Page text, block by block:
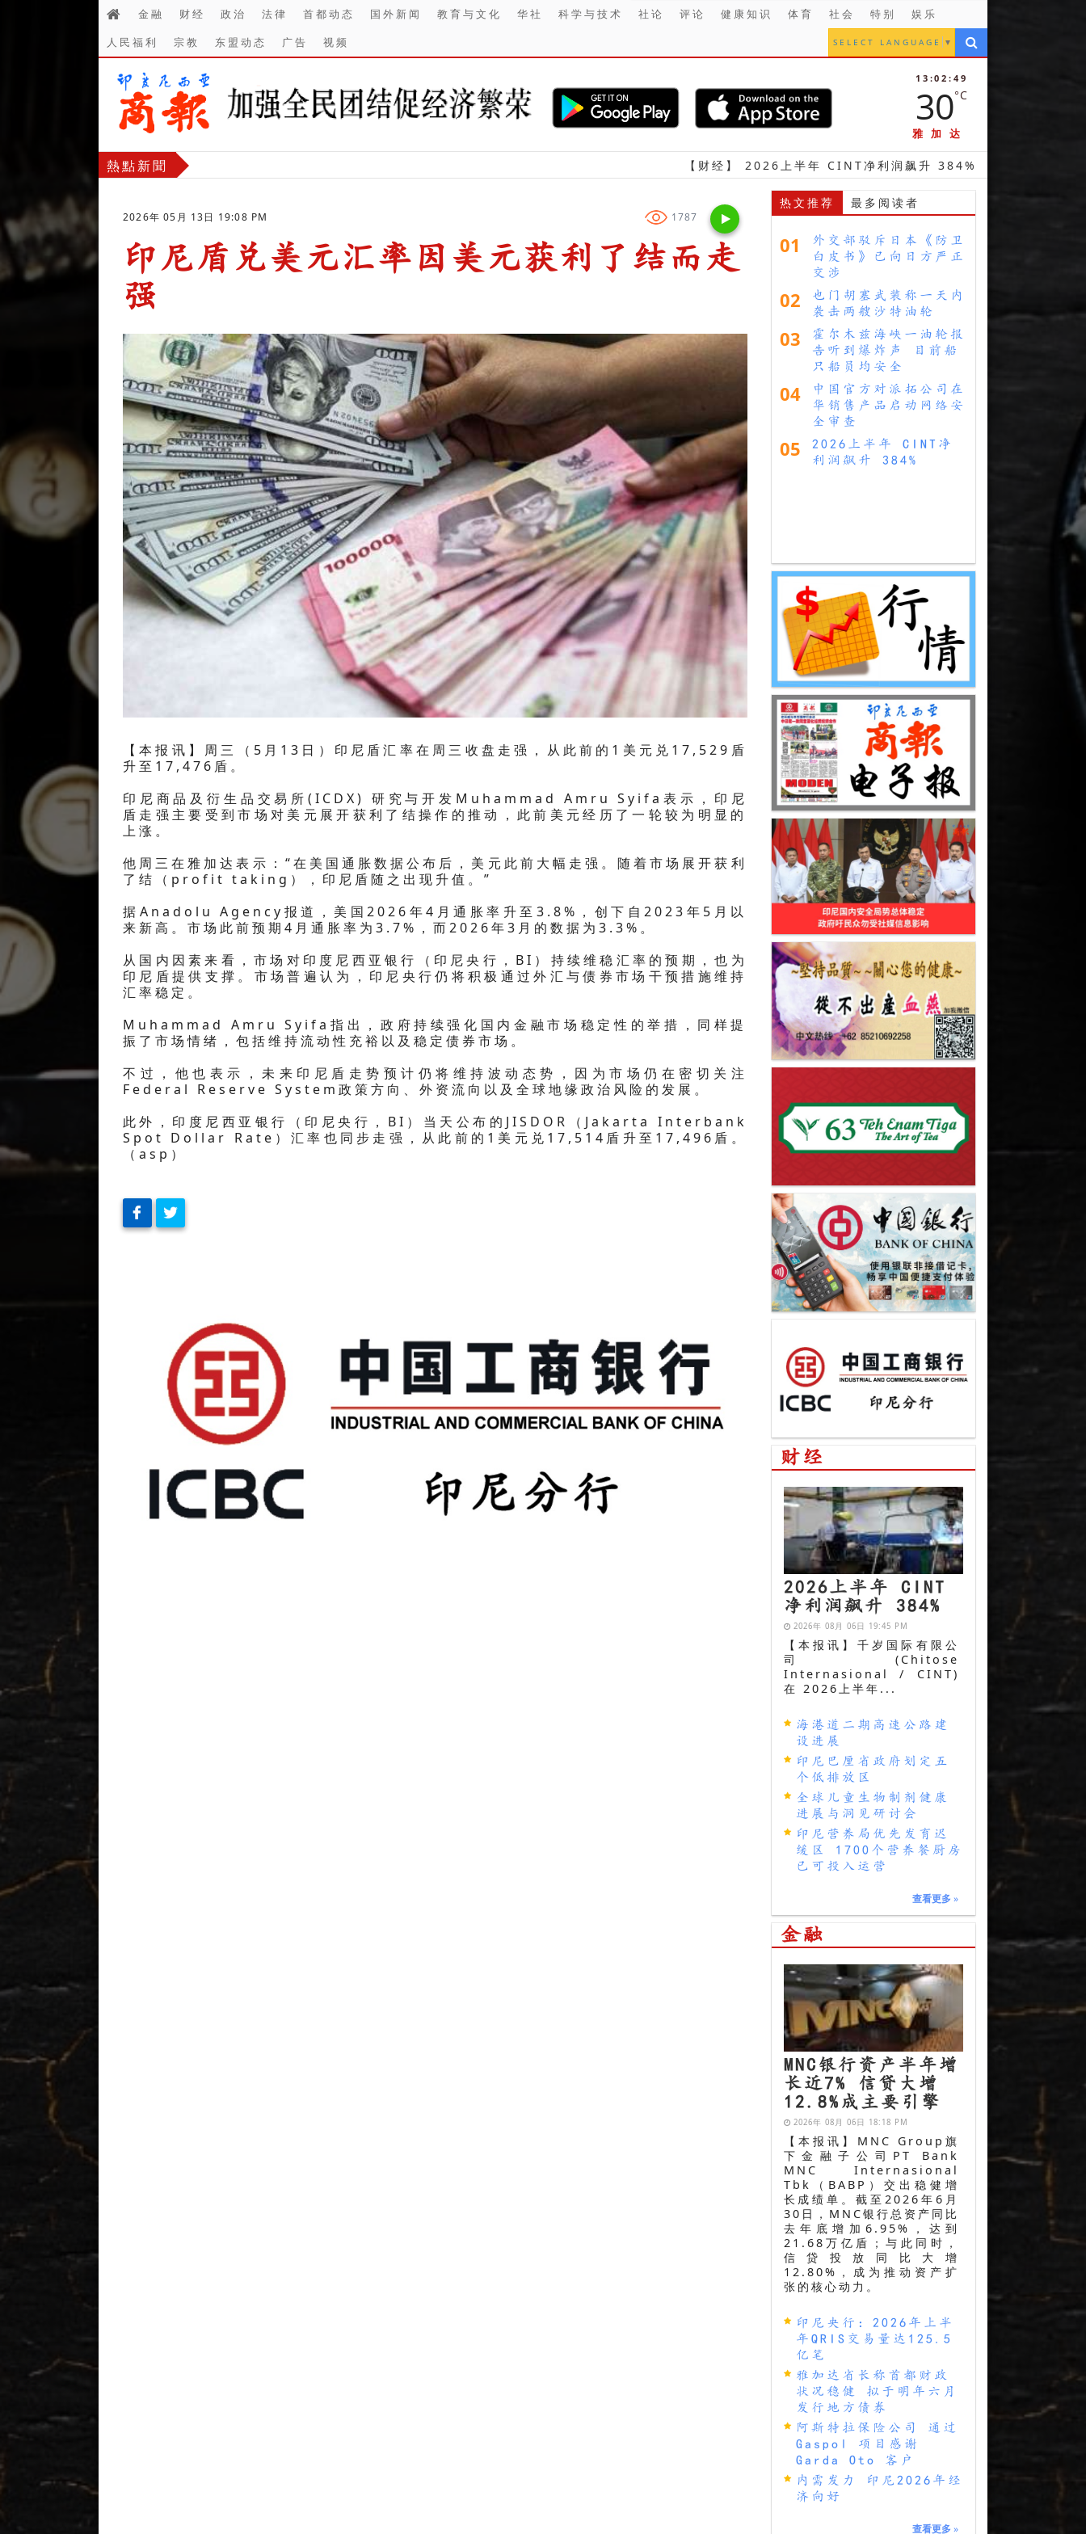
金融 财经 政治 法律 首都动态 国外新闻 教育与文化 华社 科学与技术 社论 评论 健康知识 体育 社会 特别
娱乐
人民福利
宗教 东盟动态 广告 视频 SELECT LANGUAGE ▼
13:02:51
30°C
雅加达
熱點新聞 【财经】 2026上半年 CINT净利润飙升 384% 【财经】 海港道二期
2026年 05月 13日 19:08 PM 1787
印尼盾兑美元汇率因美元获利了结而走
强
【本报讯】周三（5月13日）印尼盾汇率在周三收盘走强，从此前的1美元兑17,529盾
升至17,476盾。
印尼商品及衍生品交易所(ICDX) 研究与开发Muhammad Amru Syifa表示，印尼
盾走强主要受到市场对美元展开获利了结操作的推动，此前美元经历了一轮较为明显的
上涨。
他周三在雅加达表示：“在美国通胀数据公布后，美元此前大幅走强。随着市场展开获利
了结（profit taking），印尼盾随之出现升值。”
据Anadolu Agency报道，美国2026年4月通胀率升至3.8%，创下自2023年5月以
来新高。市场此前预期4月通胀率为3.7%，而2026年3月的数据为3.3%。
从国内因素来看，市场对印度尼西亚银行（印尼央行，BI）持续维稳汇率的预期，也为
印尼盾提供支撑。市场普遍认为，印尼央行仍将积极通过外汇与债券市场干预措施维持
汇率稳定。
Muhammad Amru Syifa指出，政府持续强化国内金融市场稳定性的举措，同样提
振了市场情绪，包括维持流动性充裕以及稳定债券市场。
不过，他也表示，未来印尼盾走势预计仍将维持波动态势，因为市场仍在密切关注
Federal Reserve System政策方向、外资流向以及全球地缘政治风险的发展。
此外，印度尼西亚银行（印尼央行，BI）当天公布的JISDOR（Jakarta Interbank
Spot Dollar Rate）汇率也同步走强，从此前的1美元兑17,514盾升至17,496盾。
（asp）
热文推荐 最多阅读者
01
外交部驳斥日本《防卫
白皮书》已向日方严正
交涉
02
也门胡塞武装称一天内
袭击两艘沙特油轮
03
霍尔木兹海峡一油轮报
告听到爆炸声 目前船
只船员均安全
04
中国官方对派拓公司在
华销售产品启动网络安
全审查
05
2026上半年 CINT净
利润飙升 384%
财经
2026上半年 CINT
净利润飙升 384%
2026年 08月 06日 19:45 PM
【本报讯】千岁国际有限公
司 (Chitose
Internasional / CINT)
在 2026上半年...
海港道二期高速公路建
设进展
印尼巴厘省政府划定五
个低排放区
全球儿童生物制剂健康
进展与洞见研讨会
印尼营养局优先发育迟
缓区 1700个营养餐厨房
已可投入运营
查看更多 »
金融
MNC银行资产半年增
长近7% 信贷大增
12.8%成主要引擎
2026年 08月 06日 18:18 PM
【本报讯】MNC Group旗
下金融子公司PT Bank
MNC Internasional
Tbk（BABP）交出稳健增
长成绩单。截至2026年6月
30日，MNC银行总资产同比
去年底增加6.95%，达到
21.68万亿盾；与此同时，
信贷投放同比大增
12.80%，成为推动资产扩
张的核心动力。
印尼央行：2026年上半
年QRIS交易量达125.5
亿笔
雅加达省长称首都财政
状况稳健 拟于明年六月
发行地方债券
阿斯特拉保险公司 通过
Gaspol 项目感谢
Garda Oto 客户
内需发力 印尼2026年经
济向好
查看更多 »